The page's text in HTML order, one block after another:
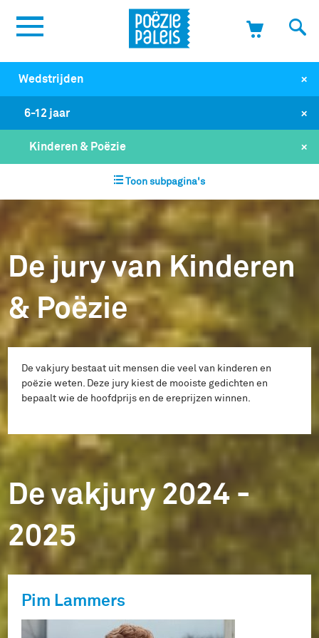
Wedstrijden +
6-12 jaar +
Kinderen & Poëzie +
Toon subpagina's
De jury van Kinderen
& Poëzie
De vakjury bestaat uit mensen die veel van kinderen en
poëzie weten. Deze jury kiest de mooiste gedichten en
bepaalt wie de hoofdprijs en de ereprijzen winnen.
De vakjury 2024 -
2025
Pim Lammers